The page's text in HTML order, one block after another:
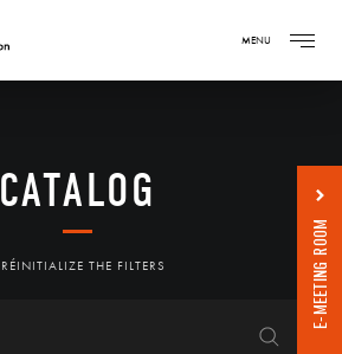
MENU
CATALOG
RÉINITIALIZE THE FILTERS E-MEETING ROOM